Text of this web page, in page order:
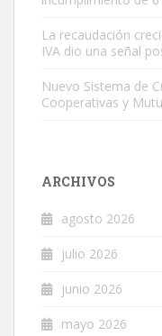
La recaudación
IVA dio una señal
Nuevo Sistema de
Cooperativas y
ARCHIVOS
agosto 2026
julio 2026
junio 2026
mayo 2026